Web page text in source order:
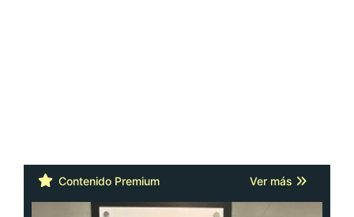
Contenido Premium Ver más